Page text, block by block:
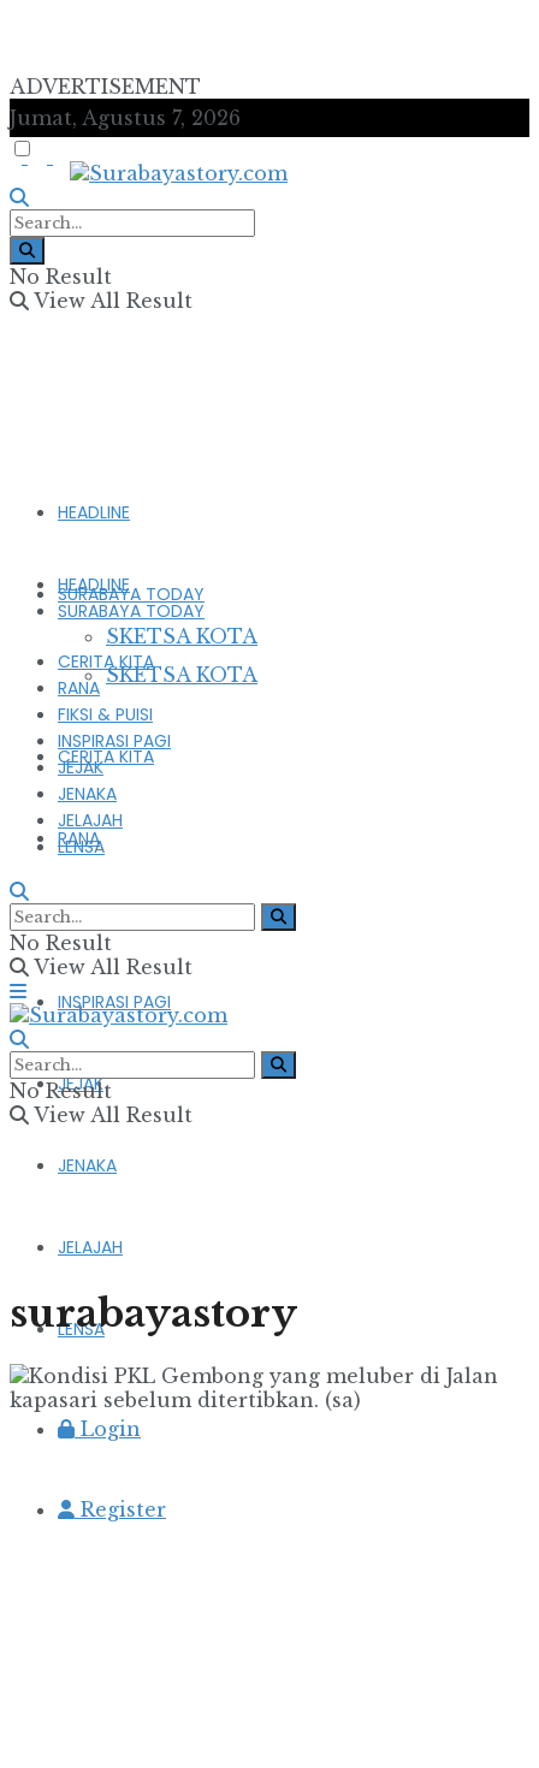
ADVERTISEMENT
Jumat, Agustus 7, 2026
No Result
View All Result
HEADLINE
SURABAYA TODAY
SKETSA KOTA
CERITA KITA
RANA
FIKSI & PUISI
INSPIRASI PAGI
JEJAK
JENAKA
JELAJAH
LENSA
Login
Register
HEADLINE
SURABAYA TODAY
SKETSA KOTA
CERITA KITA
RANA
FIKSI & PUISI
INSPIRASI PAGI
JEJAK
JENAKA
JELAJAH
LENSA
No Result
View All Result
No Result
View All Result
surabayastory